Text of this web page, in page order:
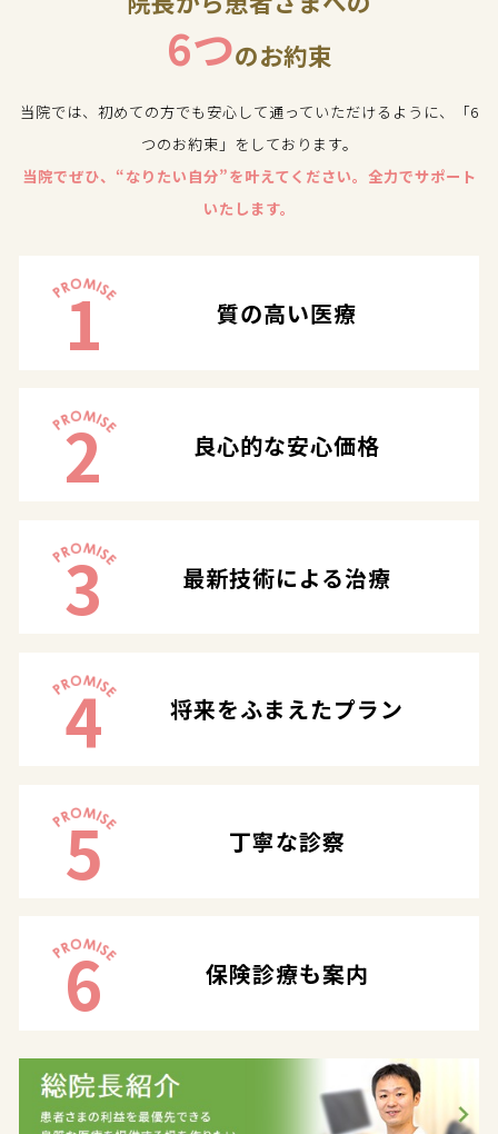
6つのお約束
当院では、初めての方でも安心して通っていただけるように、「6
つのお約束」をしております。
当院でぜひ、“なりたい自分”を叶えてください。全力でサポート
いたします。
1 質の高い医療
2 良心的な安心価格
3 最新技術による治療
4 将来をふまえたプラン
5 丁寧な診察
6 保険診療も案内